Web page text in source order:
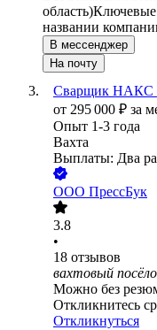
область)Ключевые
названии
В мессенджер
На почту
Сварщик НАКС
от 295 000 ₽ за
Опыт 1-3 года
Вахта
Выплаты: Два
ООО ПрессБук
3.8
•
18 отзывов
вахтовый
Можно без
Откликнитесь
Откликнуться